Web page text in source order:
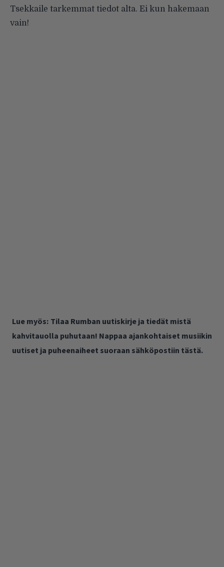
Tsekkaile tarkemmat tiedot alta. Ei kun hakemaan
vain!
Lue myös: Tilaa Rumban uutiskirje ja tiedät mistä
kahvitauolla puhutaan! Nappaa ajankohtaiset musiikin
uutiset ja puheenaiheet suoraan sähköpostiin tästä.